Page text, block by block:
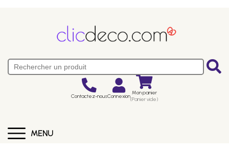
Contactez-nousConnexion Mon panier
(Panier vide)
MENU